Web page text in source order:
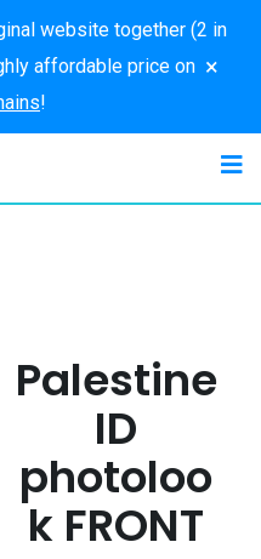
website together (2 in
affordable price on
!
×
Palestine
ID
photoloo
k FRONT